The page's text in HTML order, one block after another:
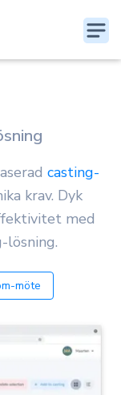
casting-
krav. Dyk
med
lösning.
möte